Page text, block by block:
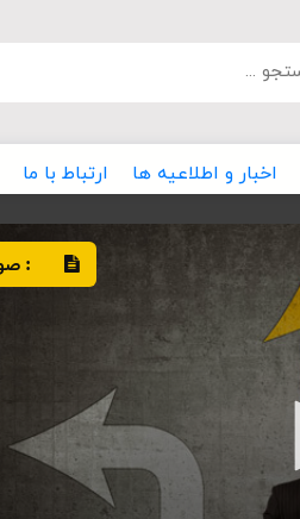
اخبار و اطلاعیه ها ارتباط با ما
: